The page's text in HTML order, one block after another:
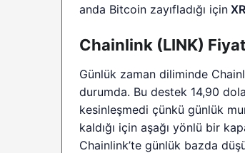
anda Bitcoin zayıfladığı için
Chainlink (LINK)
Günlük zaman diliminde
durumda. Bu destek 14,90
kesinleşmedi çünkü günlük
kaldığı için aşağı yönlü bir
Chainlink’te günlük bazda